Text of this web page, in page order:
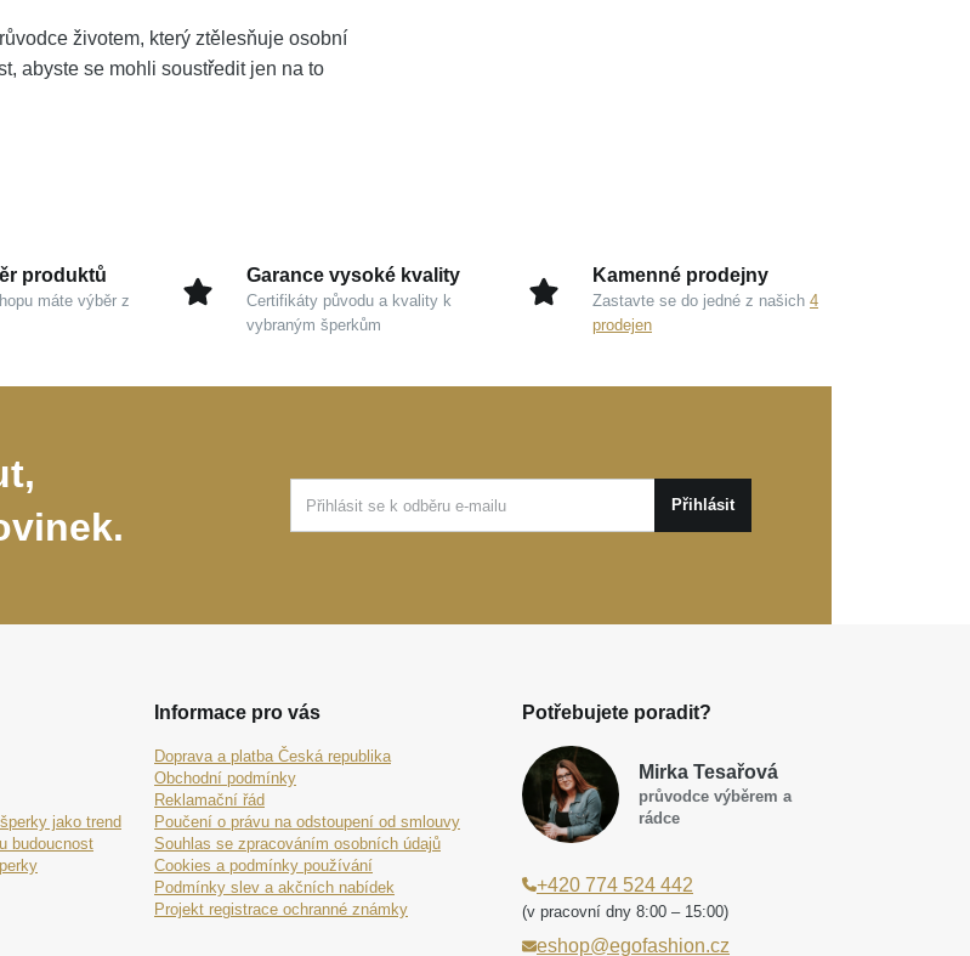
životem, který ztělesňuje osobní
abyste se mohli soustředit jen na to
produktů
máte výběr z
Garance vysoké kvality
Certifikáty původu a kvality k
vybraným šperkům
Kamenné prodejny
Zastavte se do jedné z našich 4
prodejen
Přihlásit
jako trend
budoucnost
Informace pro vás
Doprava a platba Česká republika
Obchodní podmínky
Reklamační řád
Poučení o právu na odstoupení od smlouvy
Souhlas se zpracováním osobních údajů
Cookies a podmínky používání
Podmínky slev a akčních nabídek
Projekt registrace ochranné známky
Potřebujete poradit?
Mirka Tesařová
průvodce výběrem a
rádce
+420 774 524 442
(v pracovní dny 8:00 – 15:00)
eshop@egofashion.cz